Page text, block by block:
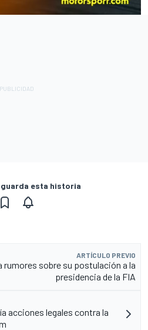
esta historia
ARTÍCULO PREVIO
rumores sobre su postulación a la
presidencia de la FIA
acciones legales contra la